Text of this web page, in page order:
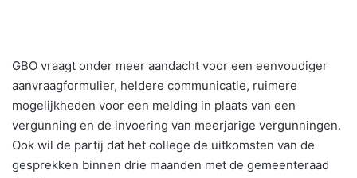
GBO vraagt onder meer aandacht voor een eenvoudiger
aanvraagformulier, heldere communicatie, ruimere
mogelijkheden voor een melding in plaats van een
vergunning en de invoering van meerjarige vergunningen.
Ook wil de partij dat het college de uitkomsten van de
gesprekken binnen drie maanden met de gemeenteraad